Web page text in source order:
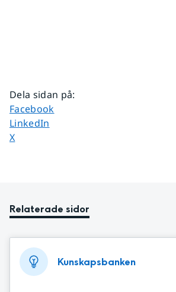
Dela sidan på:
Dela sidan på
Facebook
Dela sidan på
LinkedIn
Dela sidan på
X
Relaterade sidor
Kunskapsbanken